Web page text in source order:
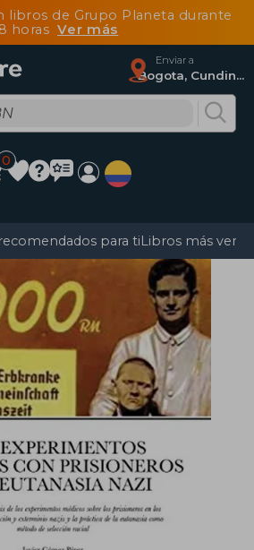
libros de Grupo Planeta durante
horasVer más
Enviar a
Bogota, Cundinamarca
0
para tiLibros más